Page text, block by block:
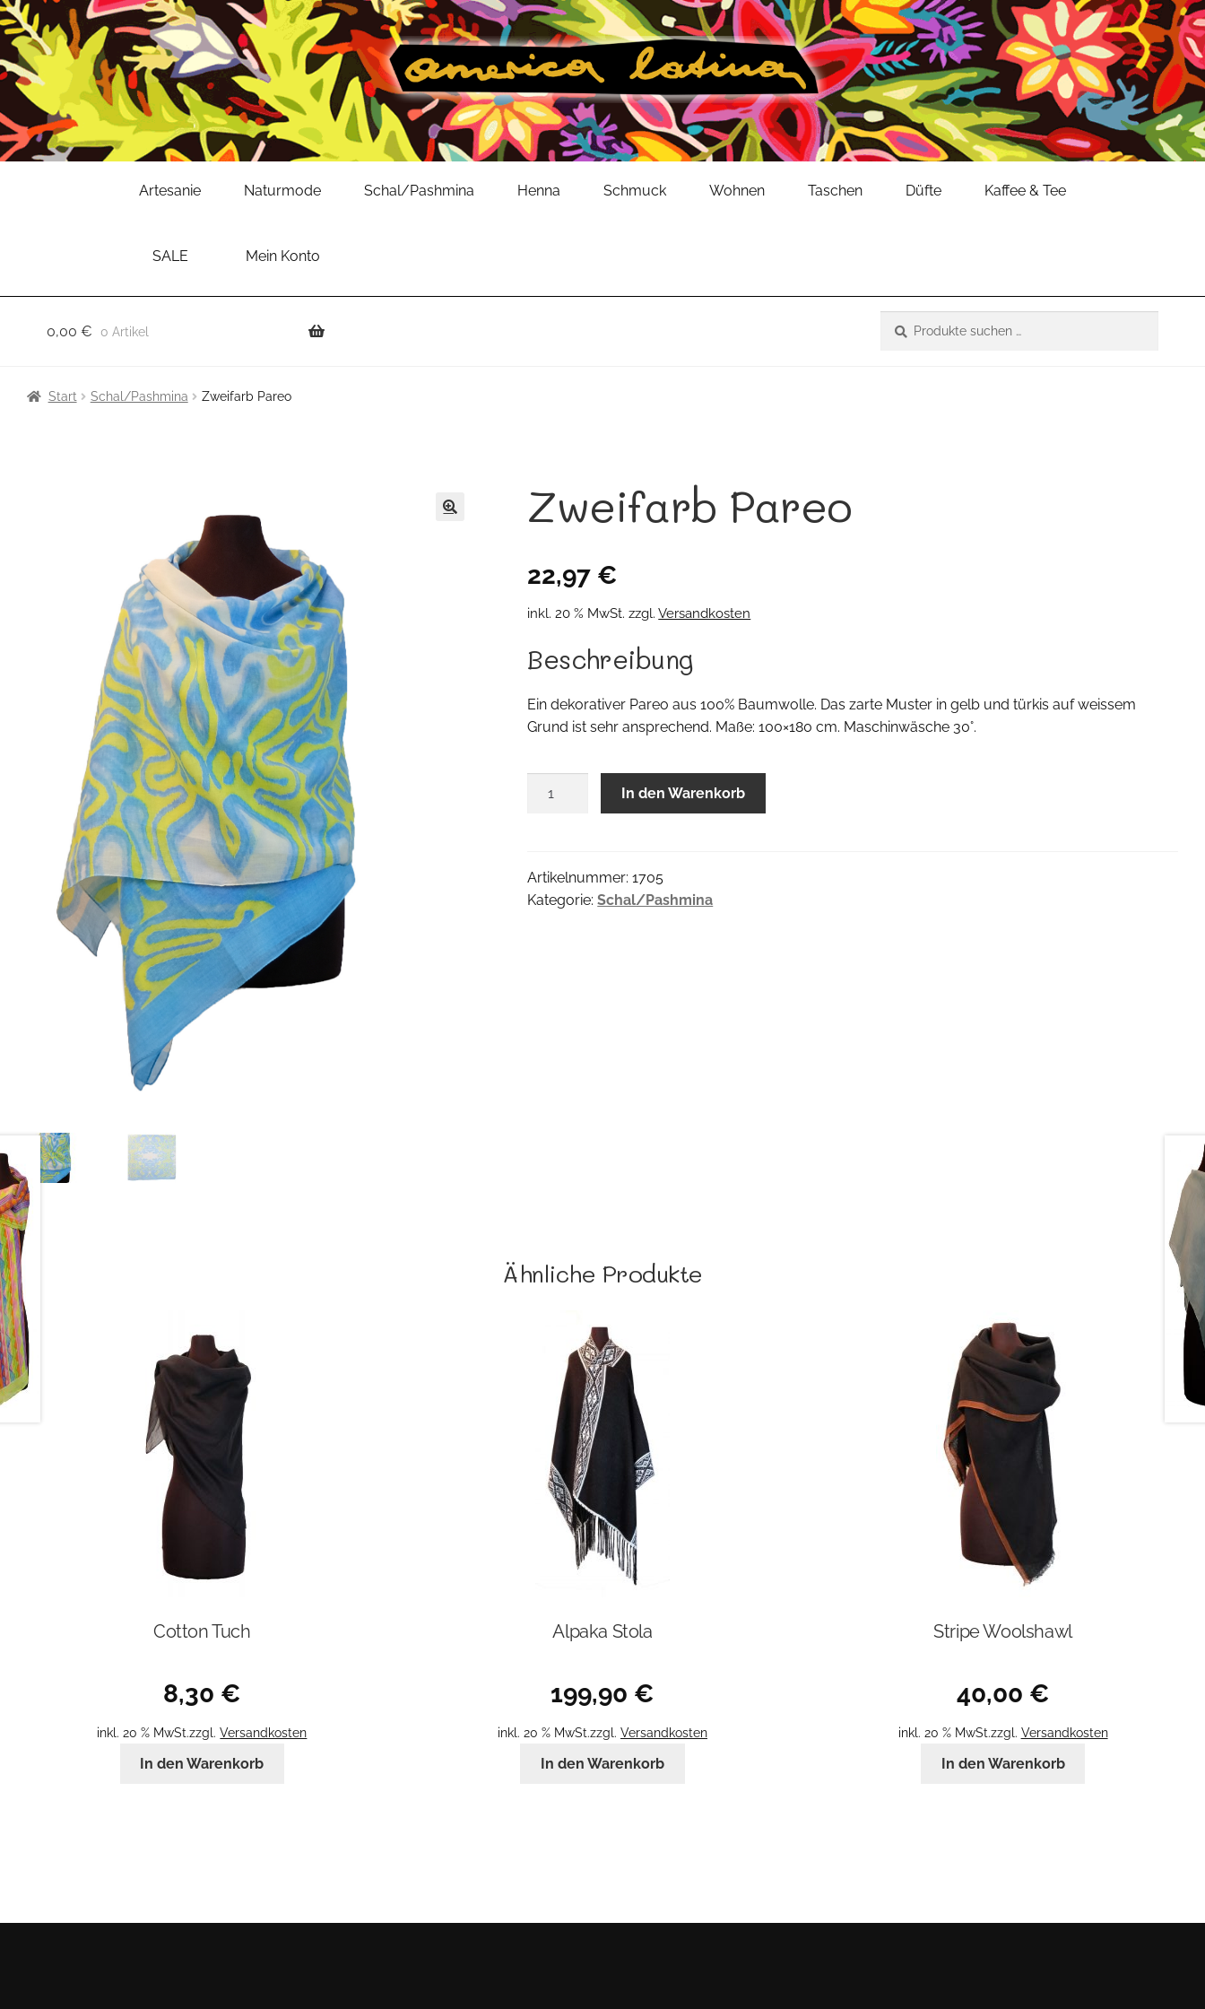
Artesanie Naturmode Schal/Pashmina Henna Schmuck Wohnen Taschen Düfte Kaffee & Tee
SALE Mein Konto
0,00 € 0 Artikel
nach:
Start Schal/Pashmina Zweifarb Pareo
Zweifarb Pareo
22,97 €
inkl. 20 % MwSt. zzgl.Versandkosten
Beschreibung
Ein dekorativer Pareo aus 100% Baumwolle. Das zarte Muster in gelb und türkis auf weissem
Grund ist sehr ansprechend. Maße: 100×180 cm. Maschinwäsche 30°.
In den Warenkorb
Artikelnummer:1705
Kategorie:Schal/Pashmina
Ähnliche Produkte
Cotton Tuch
8,30 €
inkl. 20 % MwSt.zzgl.Versandkosten
In den Warenkorb
Alpaka Stola
199,90 €
inkl. 20 % MwSt.zzgl. Versandkosten
In den Warenkorb
Stripe Woolshawl
40,00 €
inkl. 20 % MwSt.zzgl. Versandkosten
In den Warenkorb